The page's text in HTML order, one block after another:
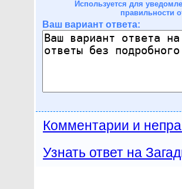
Используется для
правильности
Ваш вариант ответа:
Комментарии и
Узнать ответ на